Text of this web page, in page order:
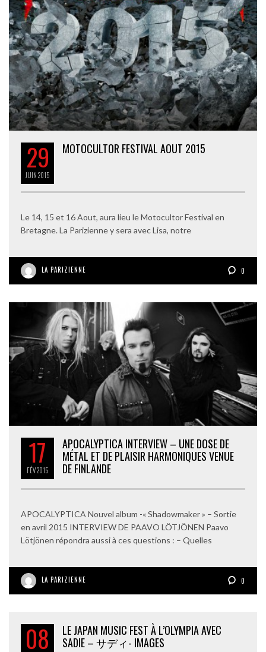
29
JUIN2015
MOTOCULTOR FESTIVAL AOUT 2015
Le 14, 15 et 16 Aout, aura lieu le Motocultor Festival en
Bretagne. La Parizienne y sera avec Lisa, notre
LA PARIZIENNE 0
17
FÉV2015
APOCALYPTICA INTERVIEW – UNE DOSE DE
MÉTAL ET DE PLAISIR HARMONIQUES VENUE
DE FINLANDE
APOCALYPTICA Nouvel album -« Shadowmaker » – Sortie
en avril 2015 INTERVIEW DE PAAVO LÖTJÖNEN Paavo
Lötjönen répondra aussi à ces questions : – Quelles
LA PARIZIENNE 0
08
LE JAPAN MUSIC FEST À L’OLYMPIA AVEC
SADIE – サディ- IMAGES